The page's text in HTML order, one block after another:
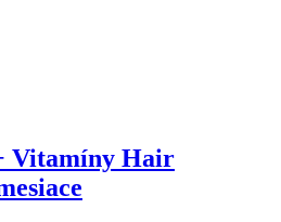
Vitamíny Hair